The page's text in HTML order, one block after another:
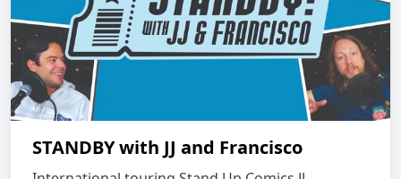
STANDBY with JJ and Francisco